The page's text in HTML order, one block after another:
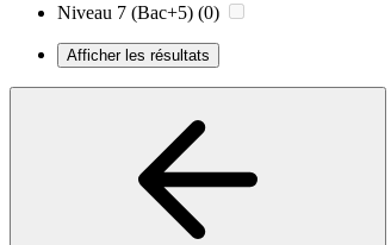
Niveau 7 (Bac+5) (0)
Afficher les résultats